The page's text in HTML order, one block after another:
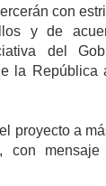
con
y de
del
la República
proyecto a
con